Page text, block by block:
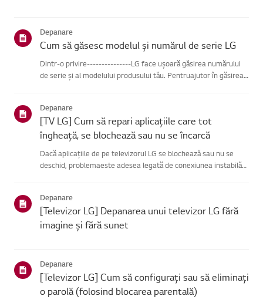
Depanare
Cum să găsesc modelul și numărul de serie LG
Dintr-o privire---------------LG face ușoară găsirea numărului
de serie și al modelului produsului tău. Pentruajutor în găsirea
Depanare
[TV LG] Cum să repari aplicațiile care tot
îngheață, se blochează sau nu se încarcă
Dacă aplicațiile de pe televizorul LG se blochează sau nu se
deschid, problemaeste adesea legată de conexiunea instabilă
Depanare
[Televizor LG] Depanarea unui televizor LG fără
imagine și fără sunet
Depanare
[Televizor LG] Cum să configurați sau să eliminați
o parolă (folosind blocarea parentală)